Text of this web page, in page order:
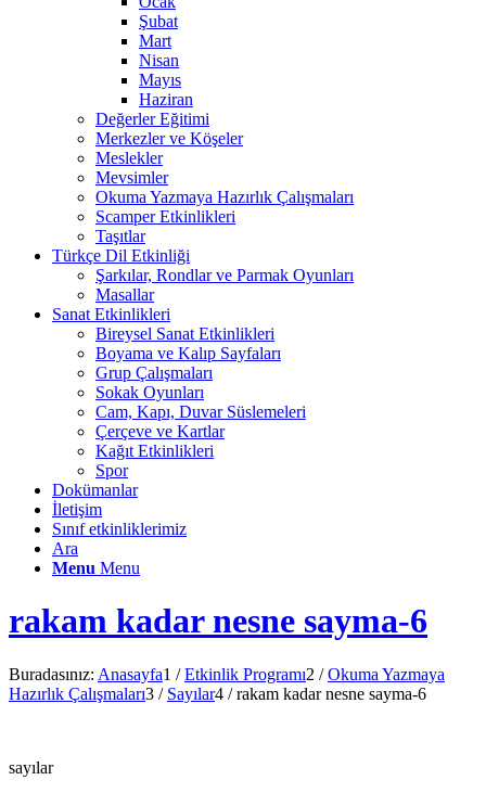
Şubat
Mart
Nisan
Mayıs
Haziran
Değerler Eğitimi
Merkezler ve Köşeler
Meslekler
Mevsimler
Okuma Yazmaya Hazırlık Çalışmaları
Scamper Etkinlikleri
Taşıtlar
Türkçe Dil Etkinliği
Şarkılar, Rondlar ve Parmak Oyunları
Masallar
Sanat Etkinlikleri
Bireysel Sanat Etkinlikleri
Boyama ve Kalıp Sayfaları
Grup Çalışmaları
Sokak Oyunları
Cam, Kapı, Duvar Süslemeleri
Çerçeve ve Kartlar
Kağıt Etkinlikleri
Spor
Dokümanlar
İletişim
Sınıf etkinliklerimiz
Ara
Menu Menu
rakam kadar nesne sayma-6
Buradasınız: Anasayfa1 / Etkinlik Programı2 / Okuma Yazmaya
Hazırlık Çalışmaları3 / Sayılar4 / rakam kadar nesne sayma-6
sayılar